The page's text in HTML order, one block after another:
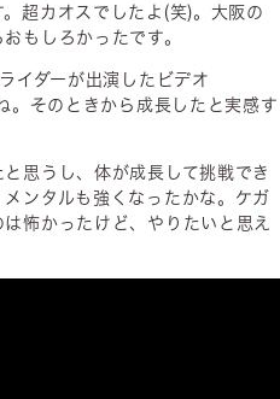
超カオスでしたよ(笑)。大阪の
もしろかったです。
イダーが出演したビデオ
。そのときから成長したと実感す
思うし、体が成長して挑戦でき
ンタルも強くなったかな。ケガ
怖かったけど、やりたいと思え